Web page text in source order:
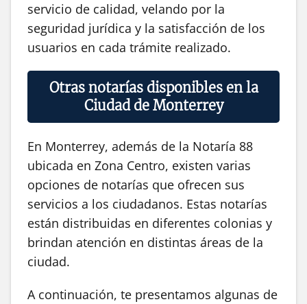
servicio de calidad, velando por la
seguridad jurídica y la satisfacción de los
usuarios en cada trámite realizado.
Otras notarías disponibles en la
Ciudad de Monterrey
En Monterrey, además de la Notaría 88
ubicada en Zona Centro, existen varias
opciones de notarías que ofrecen sus
servicios a los ciudadanos. Estas notarías
están distribuidas en diferentes colonias y
brindan atención en distintas áreas de la
ciudad.
A continuación, te presentamos algunas de